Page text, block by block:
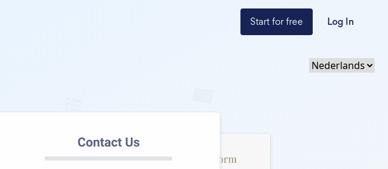
Start for free Log In